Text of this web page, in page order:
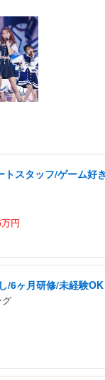
トスタッフ/ゲーム好
円
/6ヶ月研修/未経験OK